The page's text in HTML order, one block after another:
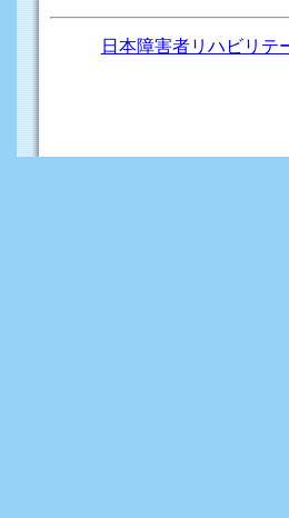
日本障害者リハビリテ